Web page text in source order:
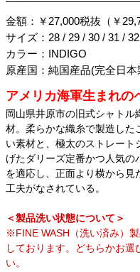
金額：￥27,000税抜（￥
サイズ：28 / 29 / 30 / 31 /
カラー：INDIGO
原産国：純国産品(完全日本
アメリカ海軍生まれの
岡山県井原市の旧式シャト
材。柔らかな織糸で製造した
い素材と、極太のストレー
げたダリーズ定番かつ人気の
を適応し、正面より横から
工夫がなされている。
＜製品洗い状態について＞
※FINE WASH（洗い済み）
しております。どちらかお
い。